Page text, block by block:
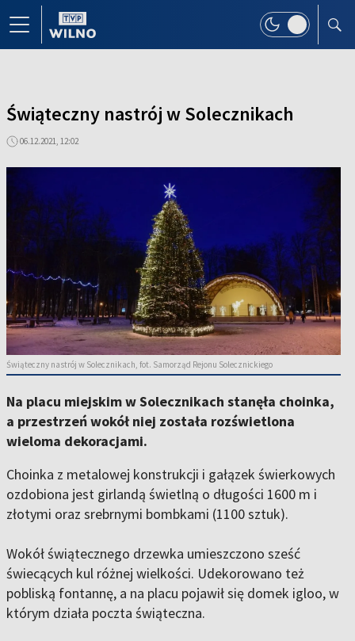
Świąteczny nastrój w Solecznikach
06.12.2021, 12:02
Świąteczny nastrój w Solecznikach, fot. Samorząd Rejonu Solecznickiego
Na placu miejskim w Solecznikach stanęła choinka,
a przestrzeń wokół niej została rozświetlona
wieloma dekoracjami.
Choinka z metalowej konstrukcji i gałązek świerkowych
ozdobiona jest girlandą świetlną o długości 1600 m i
złotymi oraz srebrnymi bombkami (1100 sztuk).
Wokół świątecznego drzewka umieszczono sześć
świecących kul różnej wielkości. Udekorowano też
pobliską fontannę, a na placu pojawił się domek igloo, w
którym działa poczta świąteczna.